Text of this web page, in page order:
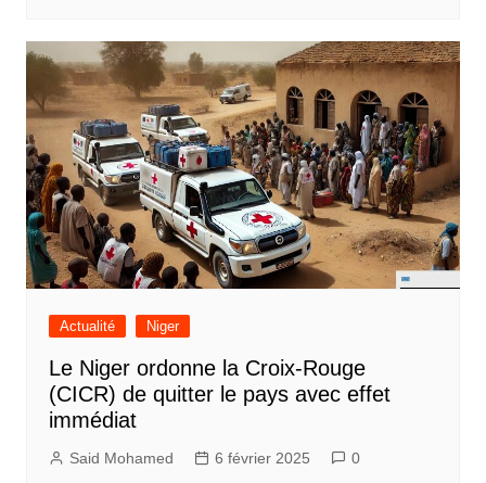
Actualité Niger
Le Niger ordonne la Croix-Rouge
(CICR) de quitter le pays avec effet
immédiat
Said Mohamed 6 février 2025 0